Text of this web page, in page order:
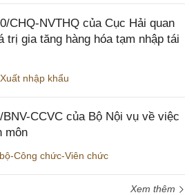
CHQ-NVTHQ của Cục Hải quan
trị gia tăng hàng hóa tạm nhập tái
Xuất nhập khẩu
BNV-CCVC của Bộ Nội vụ về việc
môn
Công chức-Viên chức
Xem thêm